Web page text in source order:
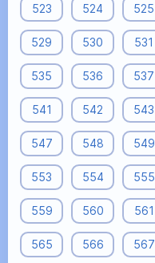
523 524 525
529 530 531
535 536 537
541 542 543
547 548 549
553 554 555
559 560 561
565 566 567